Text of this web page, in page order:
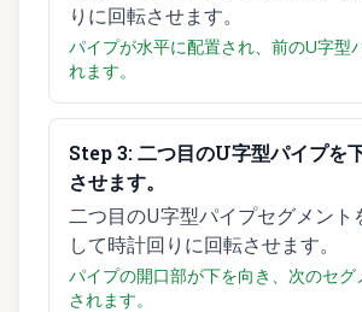
りに回転させます。
パイプが水平に配置され、前のU字型
れます。
Step3:二つ目のU字型パイプを
させます。
二つ目のU字型パイプセグメント
して時計回りに回転させます。
パイプの開口部が下を向き、次のセグ
されます。